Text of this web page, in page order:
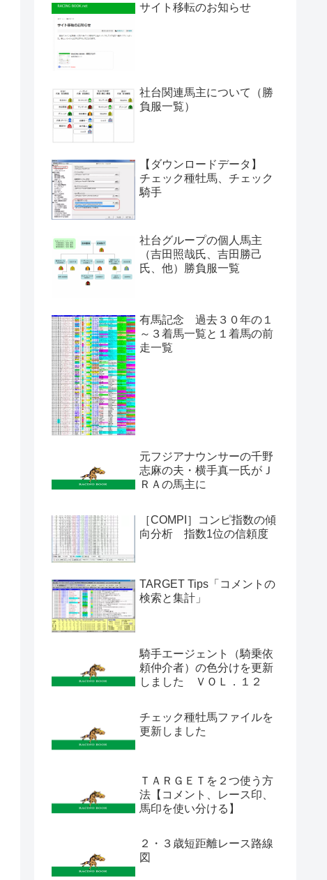
サイト移転のお知らせ
社台関連馬主について（勝
負服一覧）
【ダウンロードデータ】
チェック種牡馬、チェック
騎手
社台グループの個人馬主
（吉田照哉氏、吉田勝己
氏、他）勝負服一覧
有馬記念 過去３０年の１
～３着馬一覧と１着馬の前
走一覧
元フジアナウンサーの千野
志麻の夫・横手真一氏がＪ
ＲＡの馬主に
［COMPI］コンピ指数の傾
向分析 指数1位の信頼度
TARGET Tips「コメントの
検索と集計」
騎手エージェント（騎乗依
頼仲介者）の色分けを更新
しました ＶＯＬ．１２
チェック種牡馬ファイルを
更新しました
ＴＡＲＧＥＴを２つ使う方
法【コメント、レース印、
馬印を使い分ける】
２・３歳短距離レース路線
図